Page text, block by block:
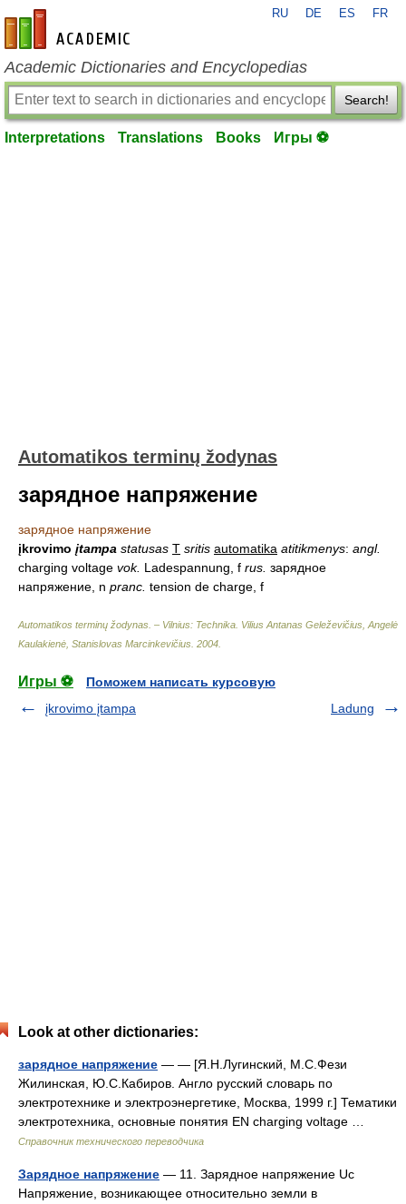
en-academic.com
RU DE ES FR
Academic Dictionaries and Encyclopedias
Search!
Interpretations Translations Books Игры ⚽
Automatikos terminų žodynas
зарядное напряжение
зарядное напряжение
įkrovimo įtampa statusas T sritis automatika atitikmenys: angl.
charging voltage vok. Ladespannung, f rus. зарядное
напряжение, n pranc. tension de charge, f
Automatikos terminų žodynas. – Vilnius: Technika Vilius Antanas Geleževičius, Angelė
Kaulakienė, Stanislovas Marcinkevičius 2004
Игры ⚽
Поможем написать курсовую
įkrovimo įtampa
Ladung
Look at other dictionaries:
зарядное напряжение — — [Я.Н.Лугинский, М.С.Фези
Жилинская, Ю.С.Кабиров. Англо русский словарь по
электротехнике и электроэнергетике, Москва, 1999 г.] Тематики
электротехника, основные понятия EN charging voltage …
Справочник технического переводчика
Зарядное напряжение — 11. Зарядное напряжение Uс
Напряжение, возникающее относительно земли в